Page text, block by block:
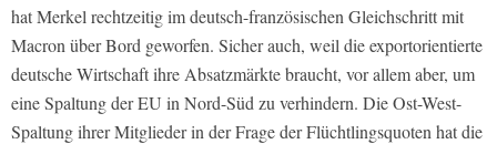
hat Merkel rechtzeitig im deutsch-französischen Gleichschritt mit
Macron über Bord geworfen. Sicher auch, weil die exportorientierte
deutsche Wirtschaft ihre Absatzmärkte braucht, vor allem aber, um
eine Spaltung der EU in Nord-Süd zu verhindern. Die Ost-West-
Spaltung ihrer Mitglieder in der Frage der Flüchtlingsquoten hat die